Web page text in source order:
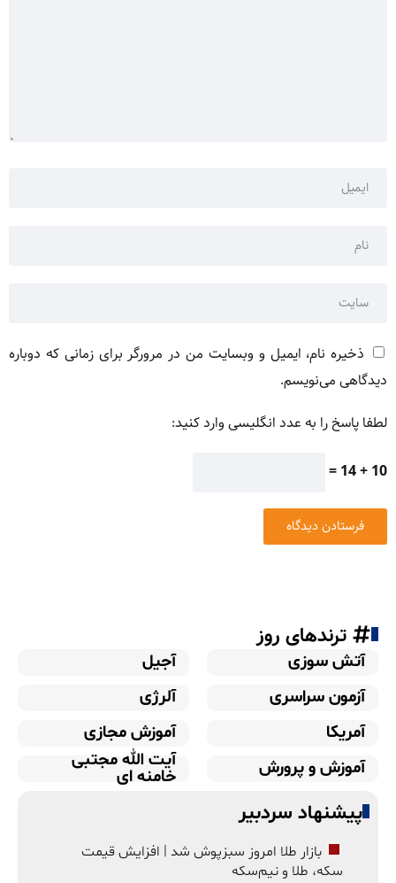
ذخیره نام، ایمیل و وبسایت من در مرورگر برای زمانی که دوباره
دیدگاهی می‌نویسم.
لطفا پاسخ را به عدد انگلیسی وارد کنید:
10 + 14 =
ترندهای روز
آتش سوزی
آجیل
آزمون سراسری
آلرژی
آمریکا
آموزش مجازی
آموزش و پرورش
آیت الله مجتبی
خامنه ای
پیشنهاد سردبیر
بازار طلا امروز سبزپوش شد | افزایش قیمت
سکه، طلا و نیم‌سکه